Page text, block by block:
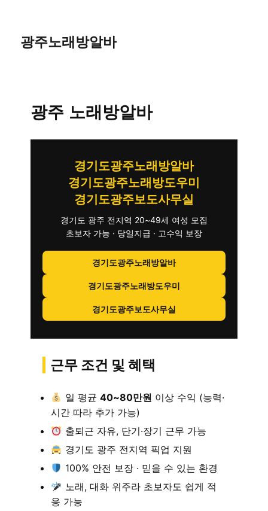
광주노래방알바
광주 노래방알바
경기도광주노래방알바
경기도광주노래방도우미
경기도광주보도사무실
경기도 광주 전지역 20~49세 여성 모집
초보자 가능 · 당일지급 · 고수익 보장
경기도광주노래방알바
경기도광주노래방도우미
경기도광주보도사무실
근무 조건 및 혜택
일 평균 40~80만원 이상 수익 (능력·
시간 따라 추가 가능)
출퇴근 자유, 단기·장기 근무 가능
경기도 광주 전지역 픽업 지원
100% 안전 보장 · 믿을 수 있는 환경
노래, 대화 위주라 초보자도 쉽게 적
응 가능